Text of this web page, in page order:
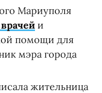
Мариуполя
и
помощи для
мэра города
жительница